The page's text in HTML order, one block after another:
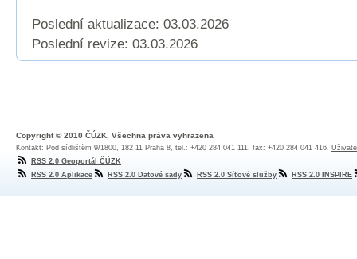
Poslední aktualizace: 03.03.2026
Poslední revize: 03.03.2026
Copyright © 2010 ČÚZK, Všechna práva vyhrazena
Kontakt: Pod sídlištěm 9/1800, 182 11 Praha 8, tel.: +420 284 041 111, fax: +420 284 041 416,
RSS 2.0 Geoportál ČÚZK
RSS 2.0 Aplikace
RSS 2.0 Datové sady RSS 2.0 Síťové služby RSS 2.0 INSPIRE